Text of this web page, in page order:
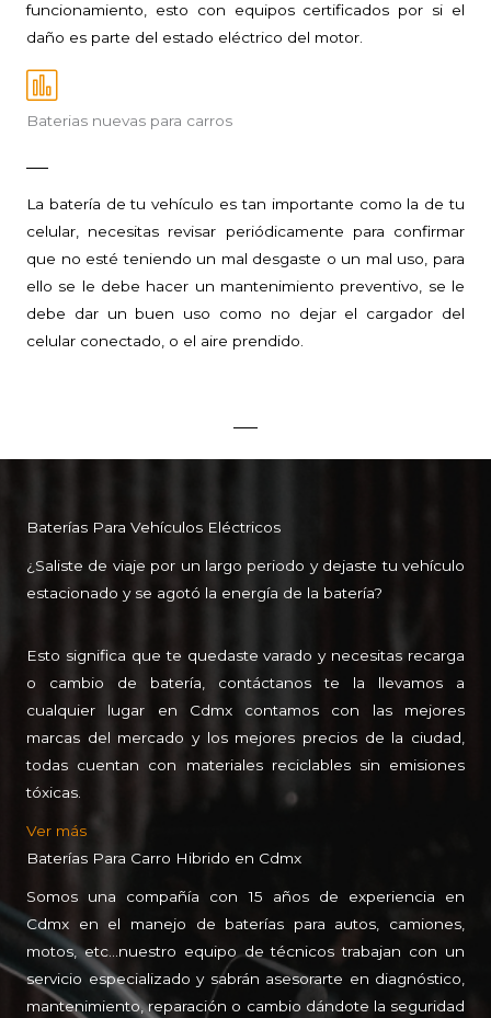
funcionamiento, esto con equipos certificados por si el
daño es parte del estado eléctrico del motor.
Baterias nuevas para carros
La batería de tu vehículo es tan importante como la de tu
celular, necesitas revisar periódicamente para confirmar
que no esté teniendo un mal desgaste o un mal uso, para
ello se le debe hacer un mantenimiento preventivo, se le
debe dar un buen uso como no dejar el cargador del
celular conectado, o el aire prendido.
Baterías Para Vehículos Eléctricos
¿Saliste de viaje por un largo periodo y dejaste tu vehículo
estacionado y se agotó la energía de la batería?
Esto significa que te quedaste varado y necesitas recarga
o cambio de batería, contáctanos te la llevamos a
cualquier lugar en Cdmx contamos con las mejores
marcas del mercado y los mejores precios de la ciudad,
todas cuentan con materiales reciclables sin emisiones
tóxicas.
Ver más
Baterías Para Carro Hibrido en Cdmx
Somos una compañía con 15 años de experiencia en
Cdmx en el manejo de baterías para autos, camiones,
motos, etc…nuestro equipo de técnicos trabajan con un
servicio especializado y sabrán asesorarte en diagnóstico,
mantenimiento, reparación o cambio dándote la seguridad